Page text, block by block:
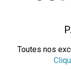
Toutes nos